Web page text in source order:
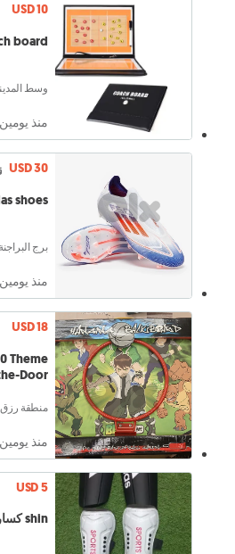
USD 10
board
وسط
منذ يومين
USD 30
shoes
برج
منذ يومين
USD 18
Theme
Door
منطقة
منذ يومين
USD 5
shin كسارات فوتبول لحماية ارجل